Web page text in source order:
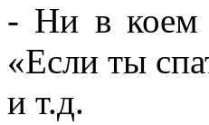
- Ни в коем
«Если ты
и т.д.